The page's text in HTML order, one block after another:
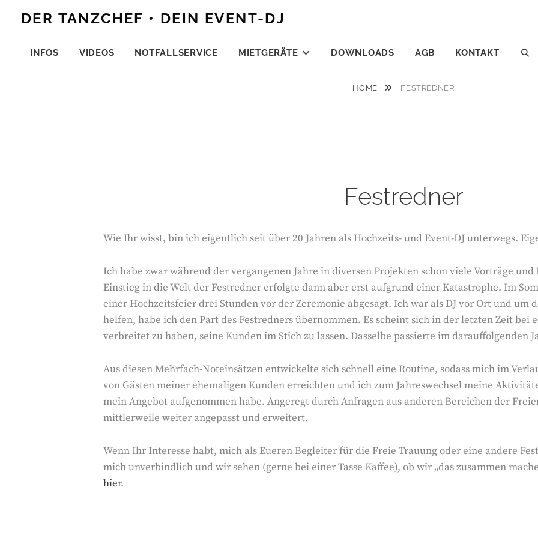
DER TANZCHEF • DEIN EVENT-DJ
INFOS VIDEOS NOTFALLSERVICE MIETGERÄTE DOWNLOADS AGB KONTAKT
HOME FESTREDNER
Festredner
Wie Ihr wisst, bin ich eigentlich seit über 20 Jahren als Hochzeits- und Event-DJ unterwegs.
Ich habe zwar während der vergangenen Jahre in diversen Projekten schon viele Vorträge und
Einstieg in die Welt der Festredner erfolgte dann aber erst aufgrund einer Katastrophe. Im
einer Hochzeitsfeier drei Stunden vor der Zeremonie abgesagt. Ich war als DJ vor Ort und um
helfen, habe ich den Part des Festredners übernommen. Es scheint sich in der letzten Zeit bei
verbreitet zu haben, seine Kunden im Stich zu lassen. Dasselbe passierte im darauffolgenden
Aus diesen Mehrfach-Noteinsätzen entwickelte sich schnell eine Routine, sodass mich im
von Gästen meiner ehemaligen Kunden erreichten und ich zum Jahreswechsel meine
mein Angebot aufgenommen habe. Angeregt durch Anfragen aus anderen Bereichen der
mittlerweile weiter angepasst und erweitert.
Wenn Ihr Interesse habt, mich als Eueren Begleiter für die Freie Trauung oder eine andere
mich unverbindlich und wir sehen (gerne bei einer Tasse Kaffee), ob wir „das zusammen
hier.